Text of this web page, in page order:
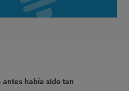
antes había sido tan